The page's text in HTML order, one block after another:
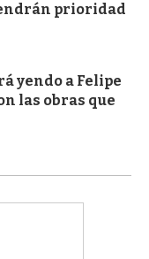
prioridad
yendo a Felipe
las obras que